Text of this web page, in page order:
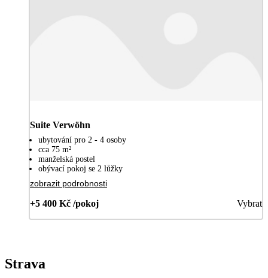
Suite Verwöhn
ubytování pro 2 - 4 osoby
cca 75 m²
manželská postel
obývací pokoj se 2 lůžky
zobrazit podrobnosti
+5 400 Kč /pokoj Vybrat
Strava